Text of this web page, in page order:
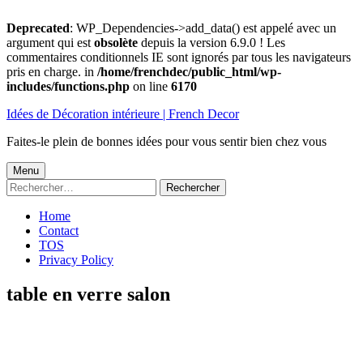
Deprecated: WP_Dependencies->add_data() est appelé avec un
argument qui est obsolète depuis la version 6.9.0 ! Les
commentaires conditionnels IE sont ignorés par tous les navigateurs
pris en charge. in /home/frenchdec/public_html/wp-
includes/functions.php on line 6170
au
Idées de Décoration intérieure | French Decor
Faites-le plein de bonnes idées pour vous sentir bien chez vous
Menu
principal
Menu
Rechercher :
Home
Contact
TOS
Privacy Policy
table en verre salon